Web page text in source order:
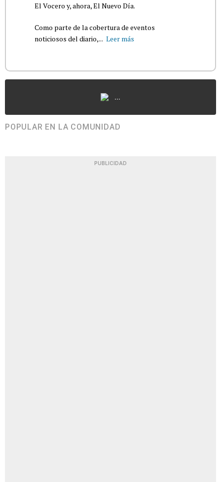
El Vocero y, ahora, El Nuevo Día.
Como parte de la cobertura de eventos
noticiosos del diario,... Leer más
...
POPULAR EN LA COMUNIDAD
PUBLICIDAD